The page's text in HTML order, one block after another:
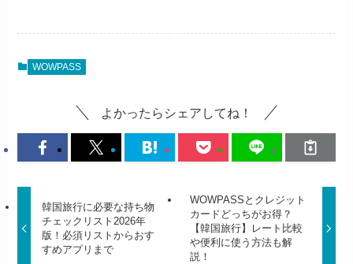
WOWPASS
よかったらシェアしてね！
韓国旅行に必要な持ち物
チェックリスト2026年
版！必須リストからおす
すめアプリまで
WOWPASSとクレジット
カードどっちがお得？
【韓国旅行】レート比較
や便利に使う方法も解
説！